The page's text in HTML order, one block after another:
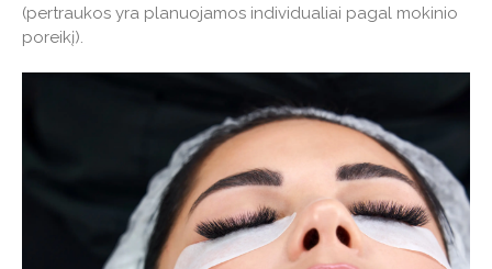
(pertraukos yra planuojamos individualiai pagal mokinio
poreikį).